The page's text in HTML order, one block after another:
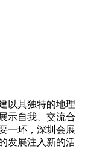
以其独特的地理
示自我、交流合
一环，深圳会展
发展注入新的活